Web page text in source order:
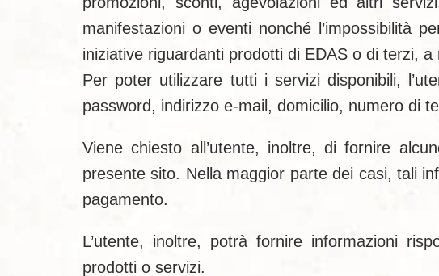
manifestazioni o eventi nonché l’impossibilità
iniziative riguardanti prodotti di EDAS o di terzi,
Per poter utilizzare tutti i servizi disponibili,
password, indirizzo e-mail, domicilio, numero di
Viene chiesto all’utente, inoltre, di fornire
presente sito. Nella maggior parte dei casi, tali
pagamento.
L’utente, inoltre, potrà fornire informazioni
prodotti o servizi.